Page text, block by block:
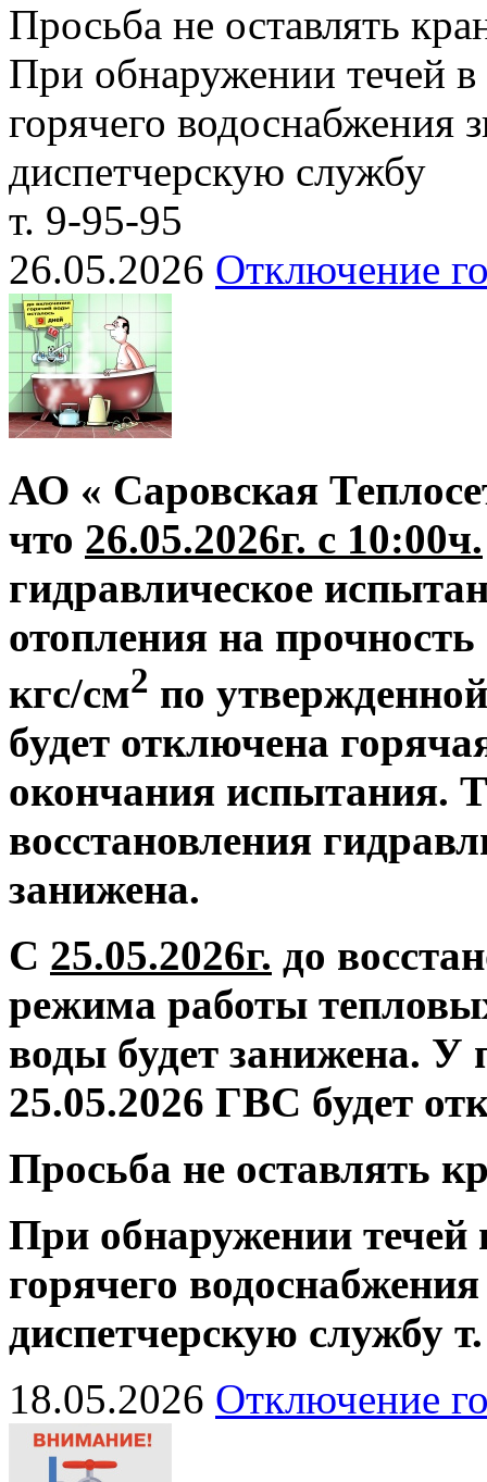
Просьба не оставлять
При обнаружении течей в
горячего водоснабжения
диспетчерскую службу
т. 9-95-95
26.05.2026 Отключение
АО « Саровская
что 26.05.2026г. с 10:00ч.
гидравлическое
отопления на
кгс/см2 по
будет отключена
окончания испытания.
восстановления
занижена.
С 25.05.2026г. до
режима работы
воды будет занижена. У
25.05.2026 ГВС будет
Просьба не оставлять
При обнаружении течей
горячего
диспетчерскую службу
18.05.2026 Отключение